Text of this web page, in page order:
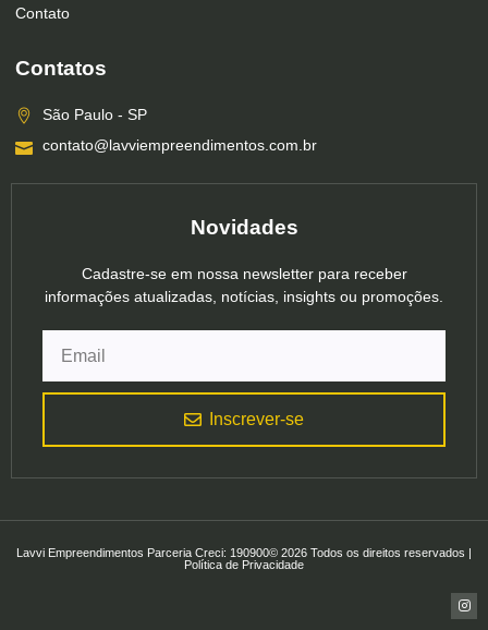
Contato
Contatos
São Paulo - SP
contato@lavviempreendimentos.com.br
Novidades
Cadastre-se em nossa newsletter para receber
informações atualizadas, notícias, insights ou promoções.
Inscrever-se
Lavvi Empreendimentos Parceria Creci: 190900© 2026 Todos os direitos reservados |
Política de Privacidade